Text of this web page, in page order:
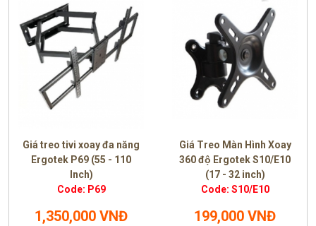
Giá treo tivi xoay đa năng
Ergotek P69 (55 - 110
Inch)
Code: P69
1,350,000 VNĐ
Giá Treo Màn Hình Xoay
360 độ Ergotek S10/E10
(17 - 32 inch)
Code: S10/E10
199,000 VNĐ